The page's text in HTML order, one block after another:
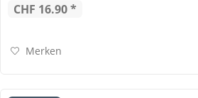
CHF 16.90 *
Merken